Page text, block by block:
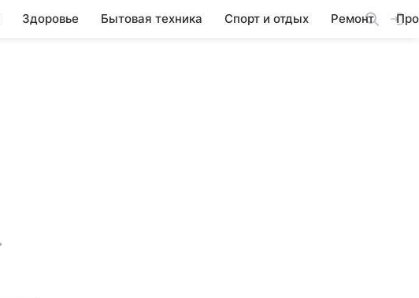
Здоровье Бытовая техника Спорт и отдых Ремонт